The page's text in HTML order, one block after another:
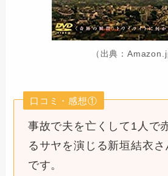
（出典：
口コミ・感想①
事故で夫を亡くして1人で
るサヤを演じる新垣結衣
です。